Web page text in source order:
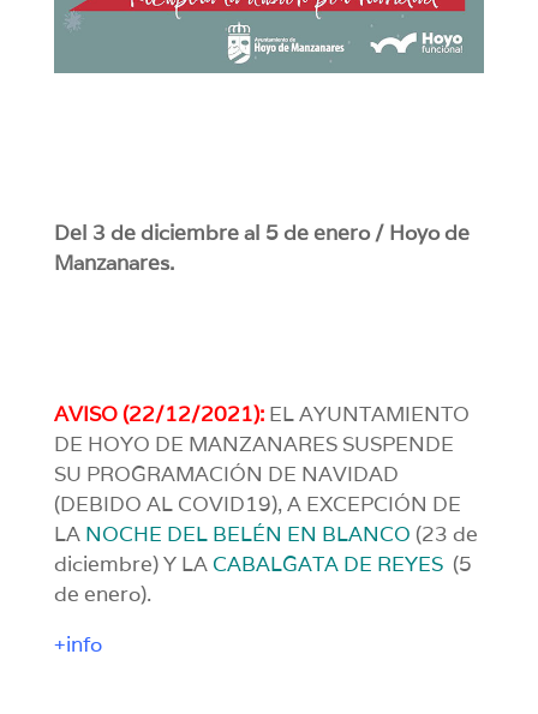
Del 3 de diciembre al 5 de enero / Hoyo de
Manzanares.
AVISO (22/12/2021):EL AYUNTAMIENTO
DE HOYO DE MANZANARES SUSPENDE
SU PROGRAMACIÓN DE NAVIDAD
(DEBIDO AL COVID19), A EXCEPCIÓN DE
LA NOCHE DEL BELÉN EN BLANCO (23 de
diciembre) Y LA CABALGATA DE REYES (5
de enero).
+info